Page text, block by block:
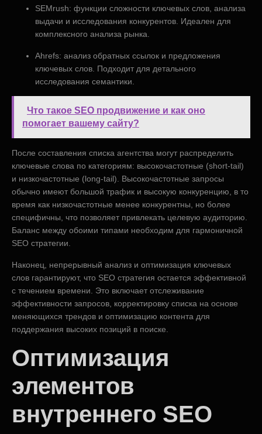
SEMrush: функции сложности ключевых слов, анализа
выдачи и исследования конкурентов. Идеален для
комплексного анализа рынка.
Ahrefs: анализ обратных ссылок и предложения
ключевых слов. Подходит для детального
исследования семантики.
Что такое SEO продвижение и как оно
помогает вашему сайту?
После составления списка агентства могут распределить
ключевые слова по категориям: высокочастотные (short-tail)
и низкочастотные (long-tail). Высокочастотные запросы
обычно имеют большой трафик и высокую конкуренцию, в то
время как низкочастотные менее конкурентны, но более
специфичны, что позволяет привлекать целевую аудиторию.
Баланс между обоими типами необходим для гармоничной
SEO стратегии.
Наконец, непрерывный анализ и оптимизация ключевых
слов гарантируют, что SEO стратегия остается эффективной
с течением времени. Это включает отслеживание
эффективности запросов, корректировку списка на основе
меняющихся трендов и оптимизацию контента для
поддержания высоких позиций в поиске.
Оптимизация
элементов
внутреннего SEO